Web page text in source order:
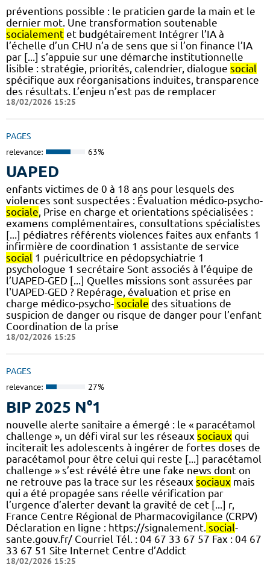
préventions possible : le praticien garde la main et le
dernier mot. Une transformation soutenable
socialement et budgétairement Intégrer l’IA à
l’échelle d’un CHU n’a de sens que si l’on finance l’IA
par [...] s’appuie sur une démarche institutionnelle
lisible : stratégie, priorités, calendrier, dialogue social
spécifique aux réorganisations induites, transparence
des résultats. L’enjeu n’est pas de remplacer
18/02/2026 15:25
PAGES
relevance: 63%
UAPED
enfants victimes de 0 à 18 ans pour lesquels des
violences sont suspectées : Évaluation médico-psycho-
sociale, Prise en charge et orientations spécialisées :
examens complémentaires, consultations spécialistes
[...] pédiatres référents violences faites aux enfants 1
infirmière de coordination 1 assistante de service
social 1 puéricultrice en pédopsychiatrie 1
psychologue 1 secrétaire Sont associés à l’équipe de
l’UAPED-GED [...] Quelles missions sont assurées par
l'UAPED-GED ? Repérage, évaluation et prise en
charge médico-psycho- sociale des situations de
suspicion de danger ou risque de danger pour l’enfant
Coordination de la prise
18/02/2026 15:25
PAGES
relevance: 27%
BIP 2025 N°1
nouvelle alerte sanitaire a émergé : le « paracétamol
challenge », un défi viral sur les réseaux sociaux qui
inciterait les adolescents à ingérer de fortes doses de
paracétamol pour être celui qui reste [...] paracétamol
challenge » s’est révélé être une fake news dont on
ne retrouve pas la trace sur les réseaux sociaux mais
qui a été propagée sans réelle vérification par
l’urgence d’alerter devant la gravité de cet [...] r,
France Centre Régional de Pharmacovigilance (CRPV)
Déclaration en ligne : https://signalement. social-
sante.gouv.fr/ Courriel Tél. : 04 67 33 67 57 Fax : 04 67
33 67 51 Site Internet Centre d’Addict
18/02/2026 15:25